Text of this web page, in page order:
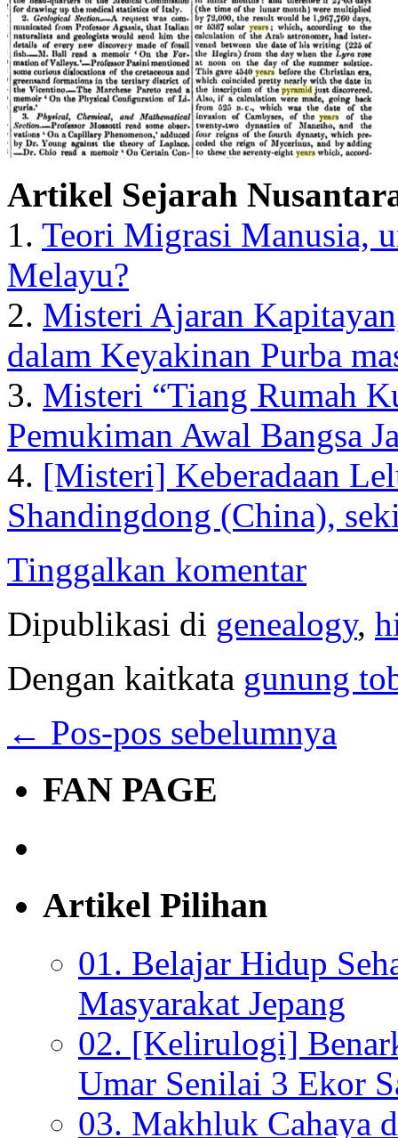
Artikel Sejarah
1. Teori Migrasi Manusia,
Melayu?
2. Misteri Ajaran
dalam Keyakinan Purba
3. Misteri “Tiang Rumah
Pemukiman Awal Bangsa
4. [Misteri] Keberadaan
Shandingdong (China),
Tinggalkan komentar
Dipublikasi di genealogy,
Dengan kaitkata gunung
← Pos-pos sebelumnya
FAN PAGE
Artikel Pilihan
01. Belajar Hidup
Masyarakat Jepang
02. [Kelirulogi]
Umar Senilai 3 Ekor
03. Makhluk Cahaya